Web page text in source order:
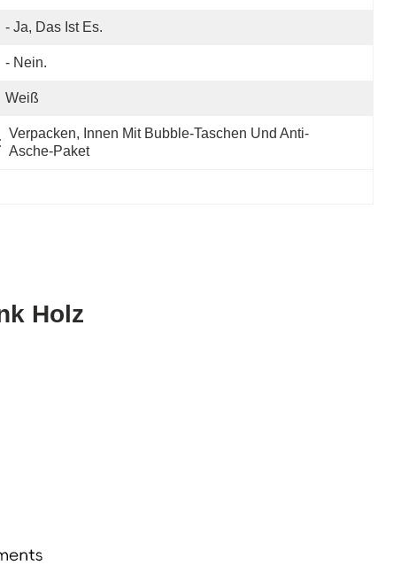
- Ja, Das Ist Es.
- Nein.
Weiß
Verpacken, Innen Mit Bubble-Taschen Und Anti-
Asche-Paket
Holz